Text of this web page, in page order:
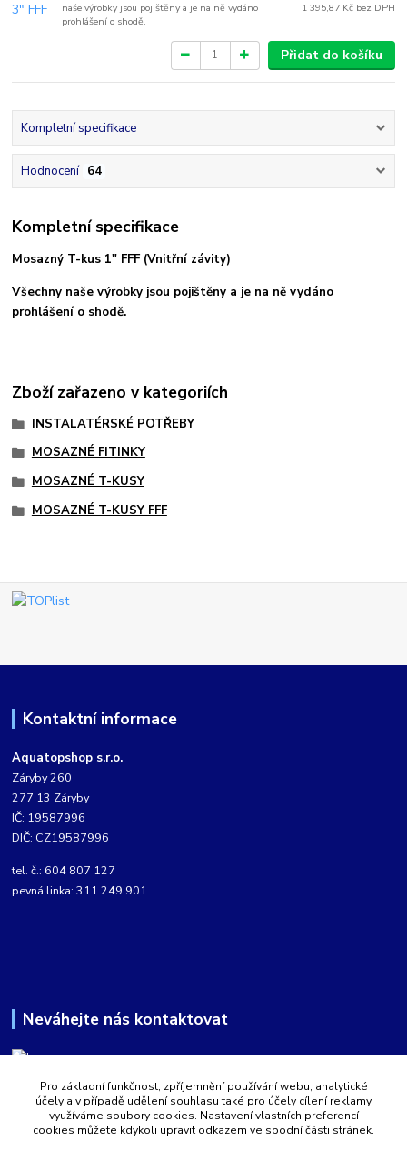
naše výrobky jsou pojištěny a je na ně vydáno
prohlášení o shodě.
1 395,87 Kč bez DPH
Přidat do košíku
Kompletní specifikace
Hodnocení 64
Kompletní specifikace
Mosazný T-kus 1" FFF (Vnitřní závity)
Všechny naše výrobky jsou pojištěny a je na ně vydáno
prohlášení o shodě.
Zboží zařazeno v kategoriích
INSTALATÉRSKÉ POTŘEBY
MOSAZNÉ FITINKY
MOSAZNÉ T-KUSY
MOSAZNÉ T-KUSY FFF
Kontaktní informace
Aquatopshop s.r.o.
Záryby 260
277 13 Záryby
IČ: 19587996
DIČ: CZ19587996
tel. č.: 604 807 127
pevná linka: 311 249 901
Neváhejte nás kontaktovat
Martin Kabíček
8:00 - 16:00 hod.
Pro základní funkčnost, zpříjemnění používání webu, analytické
účely a v případě udělení souhlasu také pro účely cílení reklamy
využíváme soubory cookies. Nastavení vlastních preferencí
cookies můžete kdykoli upravit odkazem ve spodní části stránek.